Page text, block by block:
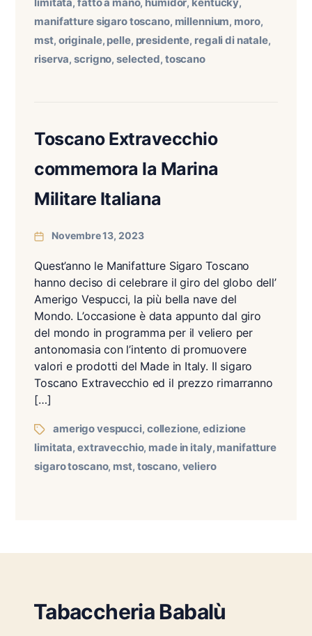
manifatture sigaro toscano, millennium, moro,
mst, originale, pelle, presidente, regali di natale,
riserva,scrigno,selected, toscano
Toscano Extravecchio
commemora la Marina
Militare Italiana
Novembre 13, 2023
Quest’anno le Manifatture Sigaro Toscano
hanno deciso di celebrare il giro del globo dell’
Amerigo Vespucci, la più bella nave del
Mondo. L’occasione è data appunto dal giro
del mondo in programma per il veliero per
antonomasia con l’intento di promuovere
valori e prodotti del Made in Italy. Il sigaro
Toscano Extravecchio ed il prezzo rimarranno
[…]
amerigo vespucci, collezione,edizione
limitata,extravecchio, made in italy, manifatture
sigaro toscano, mst, toscano, veliero
Tabaccheria Babalù